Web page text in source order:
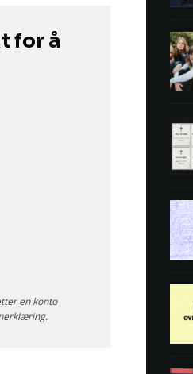
for å
en konto
.